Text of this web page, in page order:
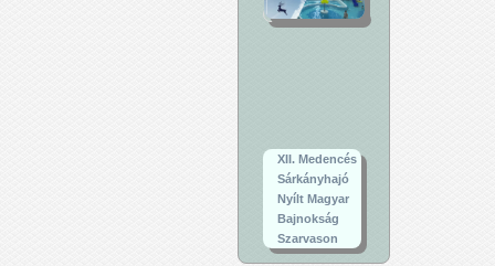
XII. Medencés
Sárkányhajó
Nyílt Magyar
Bajnokság
Szarvason